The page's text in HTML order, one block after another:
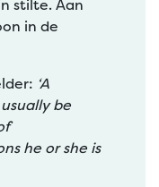
stilte. Aan
in de
‘A
be
he or she is